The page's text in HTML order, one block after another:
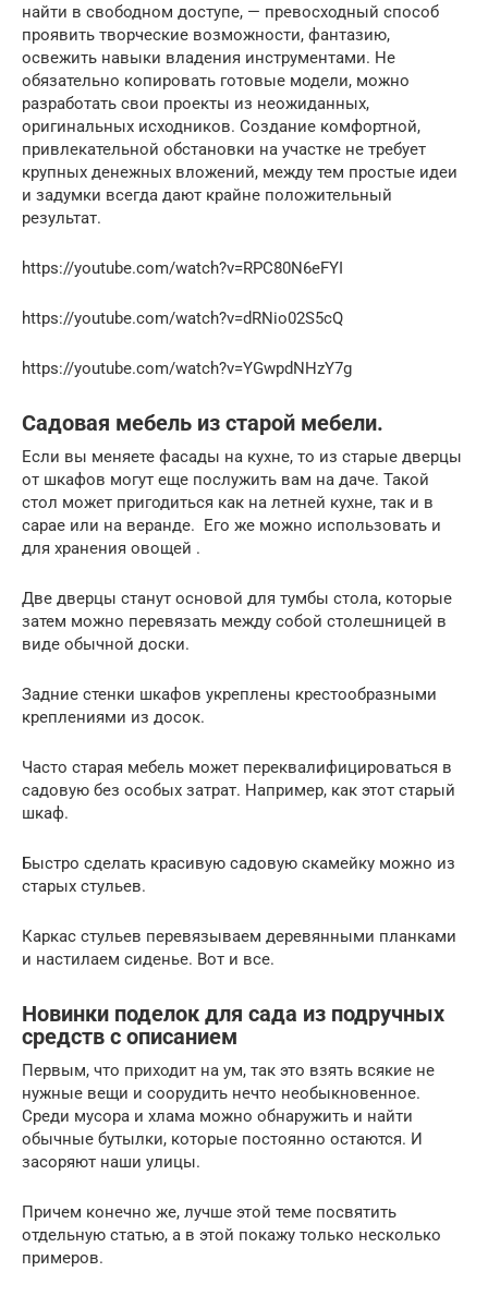
найти в свободном доступе, — превосходный способ
проявить творческие возможности, фантазию,
освежить навыки владения инструментами. Не
обязательно копировать готовые модели, можно
разработать свои проекты из неожиданных,
оригинальных исходников. Создание комфортной,
привлекательной обстановки на участке не требует
крупных денежных вложений, между тем простые идеи
и задумки всегда дают крайне положительный
результат.
https://youtube.com/watch?v=RPC80N6eFYI
https://youtube.com/watch?v=dRNio02S5cQ
https://youtube.com/watch?v=YGwpdNHzY7g
Садовая мебель из старой мебели.
Если вы меняете фасады на кухне, то из старые дверцы
от шкафов могут еще послужить вам на даче. Такой
стол может пригодиться как на летней кухне, так и в
сарае или на веранде. Его же можно использовать и
для хранения овощей .
Две дверцы станут основой для тумбы стола, которые
затем можно перевязать между собой столешницей в
виде обычной доски.
Задние стенки шкафов укреплены крестообразными
креплениями из досок.
Часто старая мебель может переквалифицироваться в
садовую без особых затрат. Например, как этот старый
шкаф.
Быстро сделать красивую садовую скамейку можно из
старых стульев.
Каркас стульев перевязываем деревянными планками
и настилаем сиденье. Вот и все.
Новинки поделок для сада из подручных
средств с описанием
Первым, что приходит на ум, так это взять всякие не
нужные вещи и соорудить нечто необыкновенное.
Среди мусора и хлама можно обнаружить и найти
обычные бутылки, которые постоянно остаются. И
засоряют наши улицы.
Причем конечно же, лучше этой теме посвятить
отдельную статью, а в этой покажу только несколько
примеров.